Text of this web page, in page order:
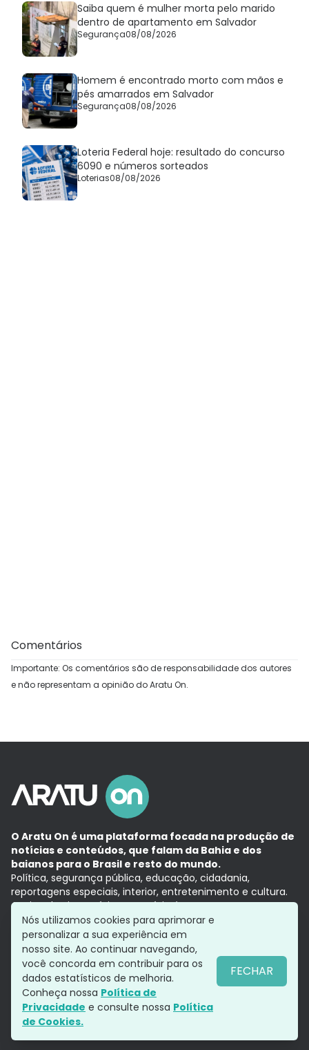
Saiba quem é mulher morta pelo marido
dentro de apartamento em Salvador
Segurança08/08/2026
Homem é encontrado morto com mãos e
pés amarrados em Salvador
Segurança08/08/2026
Loteria Federal hoje: resultado do concurso
6090 e números sorteados
Loterias08/08/2026
Comentários
Importante: Os comentários são de responsabilidade dos autores
e não representam a opinião do Aratu On.
O Aratu On é uma plataforma focada na produção de
notícias e conteúdos, que falam da Bahia e dos
baianos para o Brasil e resto do mundo.
Política, segurança pública, educação, cidadania,
reportagens especiais, interior, entretenimento e cultura.
Aqui, tudo vira notícia e a notícia é no tempo presente,
com a credibilidade do Grupo Aratu.
Grupo Aratu
Política de privacidade
Siga-nos
Nós utilizamos cookies para aprimorar e
personalizar a sua experiência em
nosso site. Ao continuar navegando,
você concorda em contribuir para os
dados estatísticos de melhoria.
Conheça nossa Política de
Privacidade e consulte nossa Política
de Cookies.
FECHAR